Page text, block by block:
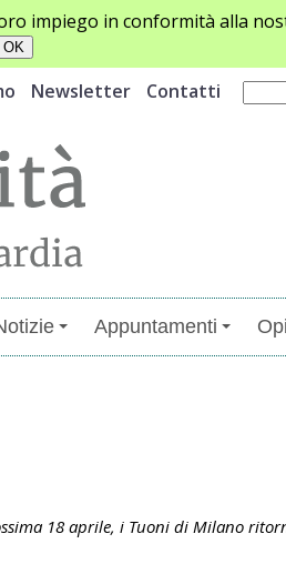
impiego in conformità alla
Newsletter Contatti
Appuntamenti
18 aprile, i Tuoni di Milano